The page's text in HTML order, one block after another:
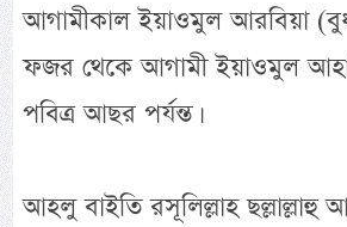
আগামীকাল ইয়াওমুল আরবিয়া
ফজর থেকে আগামী ইয়াওমুল
পবিত্র আছর পর্যন্ত।
আহলু বাইতি রসূলিল্লাহ ছল্লাল্লাহু